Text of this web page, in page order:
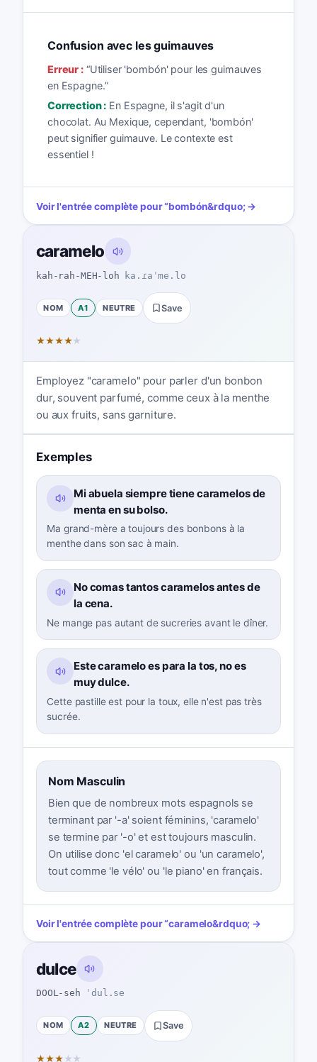
Confusion avec les guimauves
Erreur :“Utiliser 'bombón' pour les guimauves
en Espagne.”
Correction : En Espagne, il s'agit d'un
chocolat. Au Mexique, cependant, 'bombón'
peut signifier guimauve. Le contexte est
essentiel !
Voir l'entrée complète pour“bombón&rdquo; →
caramelo
kah-rah-MEH-loh ka.ɾaˈme.lo
NOM A1 NEUTRE Save
★★★★★
Employez "caramelo" pour parler d'un bonbon
dur, souvent parfumé, comme ceux à la menthe
ou aux fruits, sans garniture.
Exemples
Mi abuela siempre tiene caramelos de
menta en su bolso.
Ma grand-mère a toujours des bonbons à la
menthe dans son sac à main.
No comas tantos caramelos antes de
la cena.
Ne mange pas autant de sucreries avant le dîner.
Este caramelo es para la tos, no es
muy dulce.
Cette pastille est pour la toux, elle n'est pas très
sucrée.
Nom Masculin
Bien que de nombreux mots espagnols se
terminant par '-a' soient féminins, 'caramelo'
se termine par '-o' et est toujours masculin.
On utilise donc 'el caramelo' ou 'un caramelo',
tout comme 'le vélo' ou 'le piano' en français.
Voir l'entrée complète pour“caramelo&rdquo; →
dulce
DOOL-seh ˈdul.se
NOM A2 NEUTRE Save
★★★ ★ ★